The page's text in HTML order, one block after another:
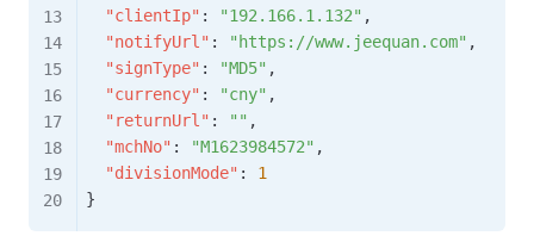
"clientIp" : "192.166.1.132" ,
"notifyUrl" : "https://www.jeequan.com" ,
"signType" : "MD5" ,
"currency" : "cny" ,
"returnUrl" : "" ,
"mchNo" : "M1623984572" ,
"divisionMode" :
1
}